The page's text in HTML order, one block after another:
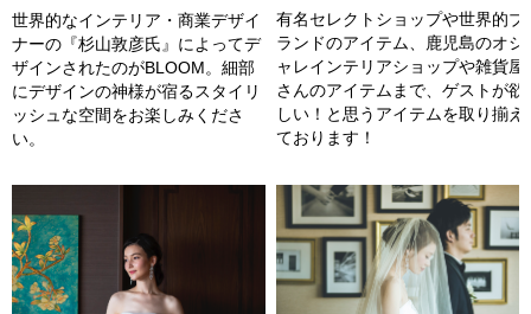
世界的なインテリア・商業デザイ
ナーの『杉山敦彦氏』によってデ
ザインされたのがBLOOM。細部
にデザインの神様が宿るスタイリ
ッシュな空間をお楽しみくださ
い。
有名セレクトショップや世界的ブ
ランドのアイテム、鹿児島のオシ
ャレインテリアショップや雑貨屋
さんのアイテムまで、ゲストが欲
しい！と思うアイテムを取り揃え
ております！